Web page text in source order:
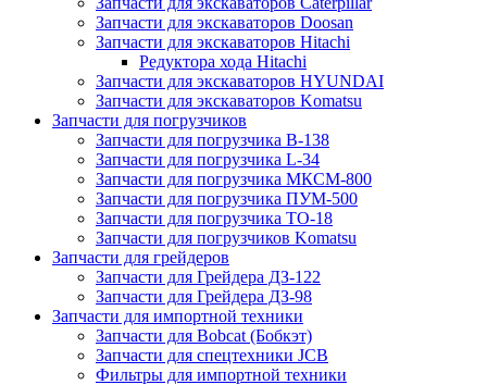
Запчасти для экскаваторов Doosan
Запчасти для экскаваторов Hitachi
Редуктора хода Hitachi
Запчасти для экскаваторов HYUNDAI
Запчасти для экскаваторов Komatsu
Запчасти для погрузчиков
Запчасти для погрузчика B-138
Запчасти для погрузчика L-34
Запчасти для погрузчика МКСМ-800
Запчасти для погрузчика ПУМ-500
Запчасти для погрузчика ТО-18
Запчасти для погрузчиков Komatsu
Запчасти для грейдеров
Запчасти для Грейдера ДЗ-122
Запчасти для Грейдера ДЗ-98
Запчасти для импортной техники
Запчасти для Bobcat (Бобкэт)
Запчасти для спецтехники JCB
Фильтры для импортной техники